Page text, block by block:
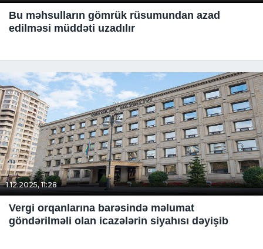
Bu məhsulların gömrük rüsumundan azad
edilməsi müddəti uzadılır
1.12.2025, 11:28
Vergi orqanlarına barəsində məlumat
göndərilməli olan icazələrin siyahısı dəyişib